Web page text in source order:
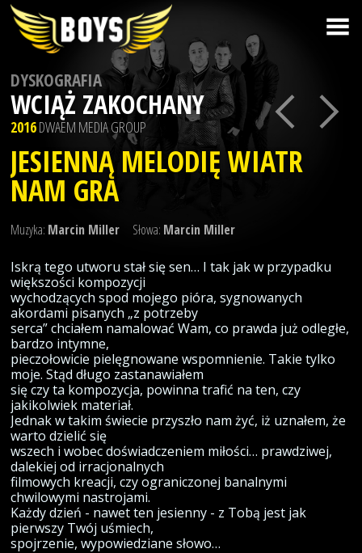
DYSKOGRAFIA
WCIĄŻ ZAKOCHANY
2016DWAEM MEDIA GROUP
JESIENNĄ MELODIĘ WIATR
NAM GRA
Muzyka: Marcin Miller Słowa: Marcin Miller
Iskrą tego utworu stał się sen… I tak jak w przypadku
większości kompozycji
wychodzących spod mojego pióra, sygnowanych
akordami pisanych „z potrzeby
serca” chciałem namalować Wam, co prawda już odległe,
bardzo intymne,
pieczołowicie pielęgnowane wspomnienie. Takie tylko
moje. Stąd długo zastanawiałem
się czy ta kompozycja, powinna trafić na ten, czy
jakikolwiek materiał.
Jednak w takim świecie przyszło nam żyć, iż uznałem, że
warto dzielić się
wszech i wobec doświadczeniem miłości… prawdziwej,
dalekiej od irracjonalnych
filmowych kreacji, czy ograniczonej banalnymi
chwilowymi nastrojami.
Każdy dzień - nawet ten jesienny - z Tobą jest jak
pierwszy Twój uśmiech,
spojrzenie, wypowiedziane słowo…